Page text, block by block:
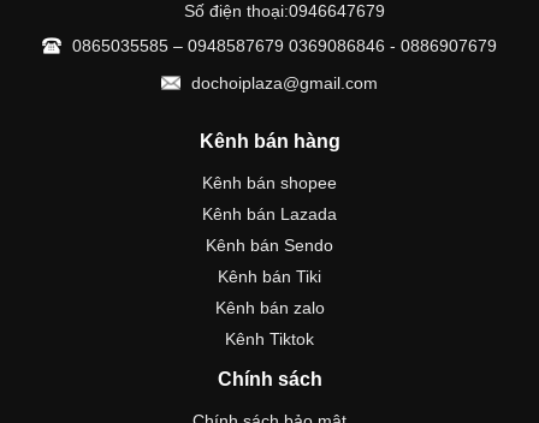
Số điện thoại:0946647679
0865035585 – 0948587679 0369086846 - 0886907679
dochoiplaza@gmail.com
Kênh bán hàng
Kênh bán shopee
Kênh bán Lazada
Kênh bán Sendo
Kênh bán Tiki
Kênh bán zalo
Kênh Tiktok
Chính sách